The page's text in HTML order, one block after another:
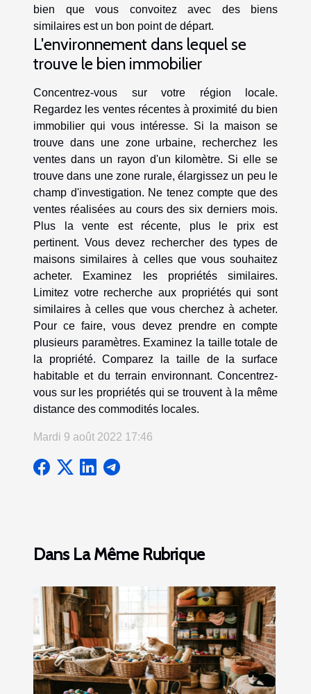
bien que vous convoitez avec des biens
similaires est un bon point de départ.
L'environnement dans lequel se
trouve le bien immobilier
Concentrez-vous sur votre région locale.
Regardez les ventes récentes à proximité du bien
immobilier qui vous intéresse. Si la maison se
trouve dans une zone urbaine, recherchez les
ventes dans un rayon d'un kilomètre. Si elle se
trouve dans une zone rurale, élargissez un peu le
champ d'investigation. Ne tenez compte que des
ventes réalisées au cours des six derniers mois.
Plus la vente est récente, plus le prix est
pertinent. Vous devez rechercher des types de
maisons similaires à celles que vous souhaitez
acheter. Examinez les propriétés similaires.
Limitez votre recherche aux propriétés qui sont
similaires à celles que vous cherchez à acheter.
Pour ce faire, vous devez prendre en compte
plusieurs paramètres. Examinez la taille totale de
la propriété. Comparez la taille de la surface
habitable et du terrain environnant. Concentrez-
vous sur les propriétés qui se trouvent à la même
distance des commodités locales.
Mardi 9 août 2022 17:46
Dans La Même Rubrique